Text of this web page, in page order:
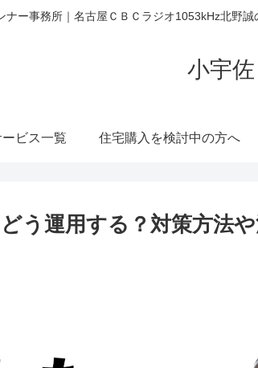
ー事務所｜名古屋ＣＢＣラジオ1053kHz北野
小宇
ービス一覧 住宅購入を検討中の方へ
う運用する？対策方法や